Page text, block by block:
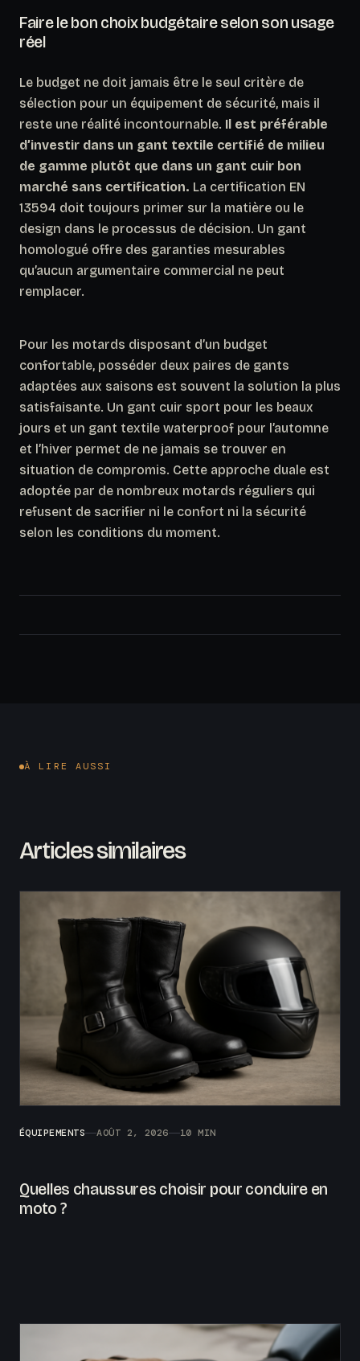
Faire le bon choix budgétaire selon son usage
réel
Le budget ne doit jamais être le seul critère de
sélection pour un équipement de sécurité, mais il
reste une réalité incontournable. Il est préférable
d’investir dans un gant textile certifié de milieu
de gamme plutôt que dans un gant cuir bon
marché sans certification. La certification EN
13594 doit toujours primer sur la matière ou le
design dans le processus de décision. Un gant
homologué offre des garanties mesurables
qu’aucun argumentaire commercial ne peut
remplacer.
Pour les motards disposant d’un budget
confortable, posséder deux paires de gants
adaptées aux saisons est souvent la solution la plus
satisfaisante. Un gant cuir sport pour les beaux
jours et un gant textile waterproof pour l’automne
et l’hiver permet de ne jamais se trouver en
situation de compromis. Cette approche duale est
adoptée par de nombreux motards réguliers qui
refusent de sacrifier ni le confort ni la sécurité
selon les conditions du moment.
À LIRE AUSSI
Articles similaires
ÉQUIPEMENTS AOÛT 2, 2026 10 MIN
Quelles chaussures choisir pour conduire en
moto ?